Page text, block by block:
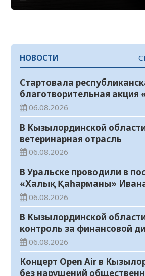
НОВОСТИ
Стартовала
благотворительная акция
школу»
06.08.2026
В Кызылординской
ветеринарная отрасль
06.08.2026
В Уральске проводили в
«Халық Қаһарманы»
Степановича Гапича
06.08.2026
В Кызылординской
контроль за финансовой
06.08.2026
Концерт Open Air в
без нарушений